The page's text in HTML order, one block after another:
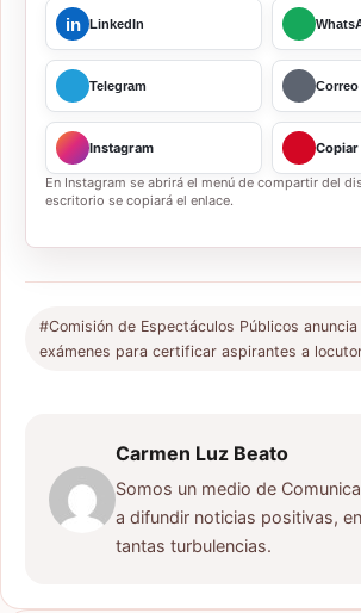
in LinkedIn
Telegram Correo
Instagram Copiar
En Instagram se abrirá el menú de compartir del
escritorio se copiará el enlace.
#Comisión de Espectáculos Públicos
exámenes para certificar aspirantes a
Carmen Luz Beato
Somos un medio de
a difundir noticias positivas,
tantas turbulencias.